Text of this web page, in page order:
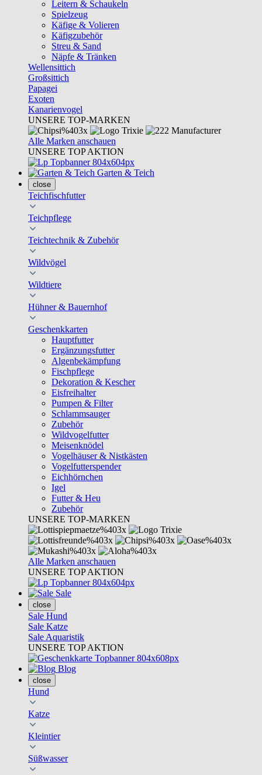
Leitern & Schaukeln
Spielzeug
Käfige & Volieren
Käfigzubehör
Streu & Sand
Näpfe & Tränken
Wellensittich
Großsittich
Papagei
Exoten
Kanarienvogel
UNSERE TOP-MARKEN
Alle Marken anschauen
UNSERE TOP AKTION
Garten & Teich
close
Teichfischfutter
Teichpflege
Teichtechnik & Zubehör
Wildvögel
Wildtiere
Hühner & Bauernhof
Geschenkkarten
Hauptfutter
Ergänzungsfutter
Algenbekämpfung
Fischpflege
Dekoration & Kescher
Eisfreihalter
Pumpen & Filter
Schlammsauger
Zubehör
Wildvogelfutter
Meisenknödel
Vogelhäuser & Nistkästen
Vogelfutterspender
Eichhörnchen
Igel
Futter & Heu
Zubehör
UNSERE TOP-MARKEN
Alle Marken anschauen
UNSERE TOP AKTION
Sale
close
Sale Hund
Sale Katze
Sale Aquaristik
UNSERE TOP AKTION
Blog
close
Hund
Katze
Kleintier
Süßwasser